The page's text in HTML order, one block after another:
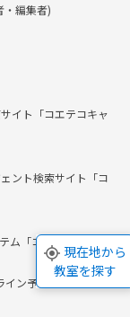
現在地から
教室を探す
・編集者)
イト「コエテコキャ
ント検索サイト「コ
ム「コエテコマネー
ン予約システム「コ